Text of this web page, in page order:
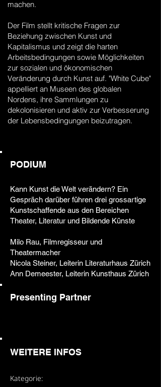
machen.
Der Film stellt kritische Fragen zur
Beziehung zwischen Kunst und
Kapitalismus und zeigt die harten
Arbeitsbedingungen sowie Möglichkeiten
zur sozialen und ökonomischen
Veränderung durch Kunst auf. "White Cube"
appelliert an Museen des globalen
Nordens, ihre Sammlungen zu
dekolonisieren und aktiv zur Verbesserung
der Lebensbedingungen beizutragen.
PODIUM
Kann Kunst die Welt verändern? Ein
Gespräch darüber führen drei grossartige
Kunstschaffende aus den Bereichen
Theater, Literatur und Bildende Künste
Milo Rau, Filmregisseur und
Theatermacher
Nicola Steiner, Leiterin Literaturhaus Zürich
Ann Demeester, Leiterin Kunsthaus Zürich
Presenting Partner
WEITERE INFOS
Kategorie: